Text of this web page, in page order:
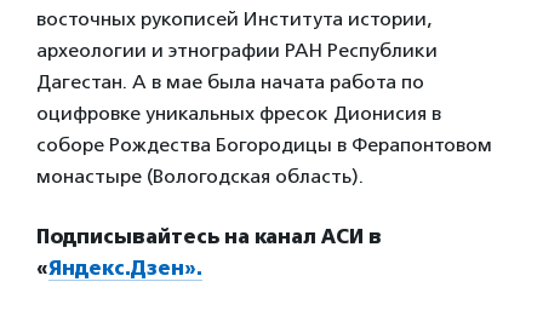
восточных рукописей Института истории,
археологии и этнографии РАН Республики
Дагестан. А в мае была начата работа по
оцифровке уникальных фресок Дионисия в
соборе Рождества Богородицы в Ферапонтовом
монастыре (Вологодская область).
Подписывайтесь на канал АСИ в
«Яндекс.Дзен».